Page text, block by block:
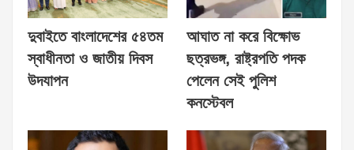
দুবাইতে বাংলাদেশের ৫৪তম
স্বাধীনতা ও জাতীয় দিবস
উদযাপন
আঘাত না করে বিক্ষোভ
ছত্রভঙ্গ, রাষ্ট্রপতি পদক
পেলেন সেই পুলিশ
কনস্টেবল